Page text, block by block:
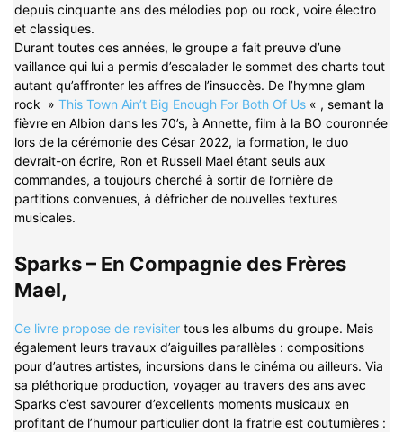
depuis cinquante ans des mélodies pop ou rock, voire électro
et classiques.
Durant toutes ces années, le groupe a fait preuve d’une
vaillance qui lui a permis d’escalader le sommet des charts tout
autant qu’affronter les affres de l’insuccès. De l’hymne glam
rock » This Town Ain’t Big Enough For Both Of Us « , semant la
fièvre en Albion dans les 70’s, à Annette, film à la BO couronnée
lors de la cérémonie des César 2022, la formation, le duo
devrait-on écrire, Ron et Russell Mael étant seuls aux
commandes, a toujours cherché à sortir de l’ornière de
partitions convenues, à défricher de nouvelles textures
musicales.
Sparks – En Compagnie des Frères
Mael,
Ce livre propose de revisiter tous les albums du groupe. Mais
également leurs travaux d’aiguilles parallèles : compositions
pour d’autres artistes, incursions dans le cinéma ou ailleurs. Via
sa pléthorique production, voyager au travers des ans avec
Sparks c’est savourer d’excellents moments musicaux en
profitant de l’humour particulier dont la fratrie est coutumières :